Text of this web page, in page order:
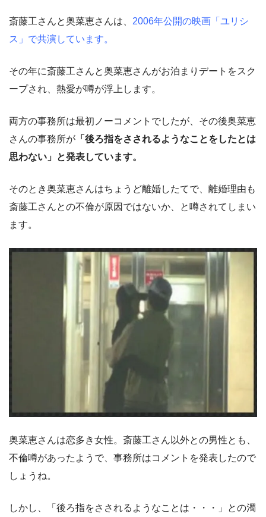
斎藤工さんと奥菜恵さんは、 2006年公開の映画「ユリシ
ス」で共演しています。
その年に斎藤工さんと奥菜恵さんがお泊まりデートをスク
ープされ、熱愛が噂が浮上します。
両方の事務所は最初ノーコメントでしたが、その後奥菜恵
さんの事務所が 「後ろ指をさされるようなことをしたとは
思わない」と発表しています。
そのとき奥菜恵さんはちょうど離婚したてで、離婚理由も
斎藤工さんとの不倫が原因ではないか、と噂されてしまい
ます。
奥菜恵さんは恋多き女性。斎藤工さん以外との男性とも、
不倫噂があったようで、事務所はコメントを発表したので
しょうね。
しかし、「後ろ指をさされるようなことは・・・」との濁